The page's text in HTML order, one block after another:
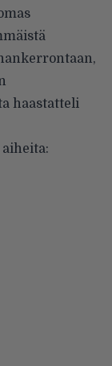
haastatteli